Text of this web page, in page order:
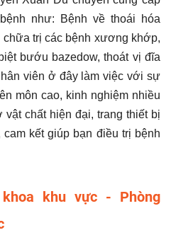
như: Bệnh về thoái hóa
chữa trị các bệnh xương khớp,
bướu bazedow, thoát vị đĩa
viên ở đây làm việc với sự
môn cao, kinh nghiệm nhiều
chất hiện đại, trang thiết bị
kết giúp bạn điều trị bệnh
khu vực - Phòng